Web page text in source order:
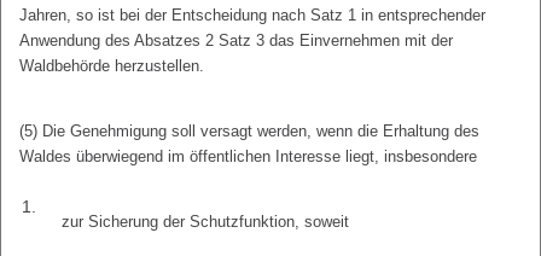
Jahren, so ist bei der Entscheidung nach Satz 1 in entsprechender
Anwendung des Absatzes 2 Satz 3 das Einvernehmen mit der
Waldbehörde herzustellen.
(5) Die Genehmigung soll versagt werden, wenn die Erhaltung des
Waldes überwiegend im öffentlichen Interesse liegt, insbesondere
1.
zur Sicherung der Schutzfunktion, soweit